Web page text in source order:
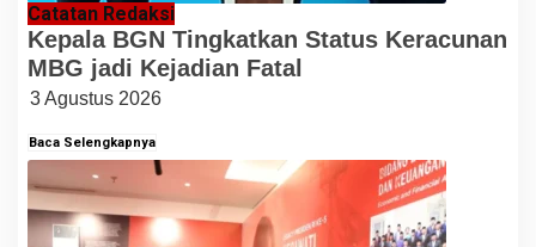
Catatan Redaksi
Kepala BGN Tingkatkan Status Keracunan
MBG jadi Kejadian Fatal
3 Agustus 2026
Baca Selengkapnya